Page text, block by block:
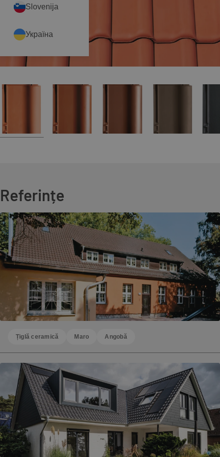
Referințe
Țiglă ceramică Maro Angobă
Slovenija
Україна